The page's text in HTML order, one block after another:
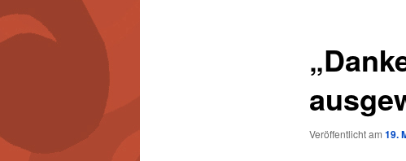
Veröffentlicht am 19.